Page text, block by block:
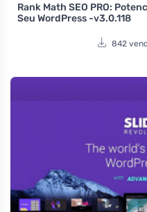
Avaliação5.00de 5
Rank Math SEO PRO:
Seu WordPress -v3.0.118
842